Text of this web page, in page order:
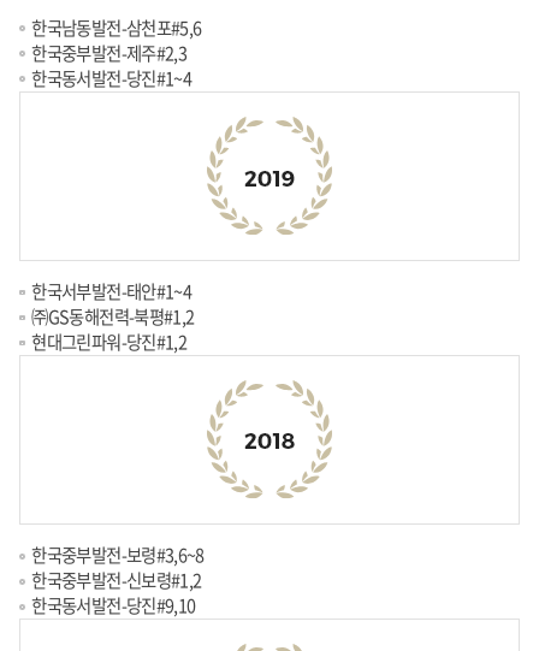
한국남동발전-삼천포#5,6
한국중부발전-제주#2,3
한국동서발전-당진#1~4
한국서부발전-태안#1~4
㈜GS동해전력-북평#1,2
현대그린파워-당진#1,2
한국중부발전-보령#3,6~8
한국중부발전-신보령#1,2
한국동서발전-당진#9,10